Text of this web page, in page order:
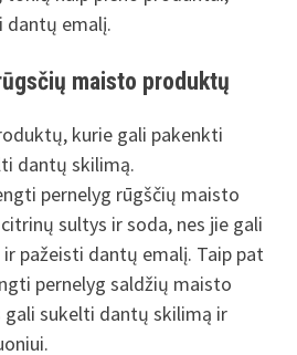
dantų emalį.
maisto produktų
kurie gali pakenkti
dantų skilimą.
pernelyg rūgščių maisto
sultys ir soda, nes jie gali
pažeisti dantų emalį. Taip pat
pernelyg saldžių maisto
gali sukelti dantų skilimą ir